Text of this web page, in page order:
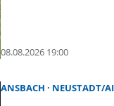
08.08.2026 19:00
ANSBACH NEUSTADT/